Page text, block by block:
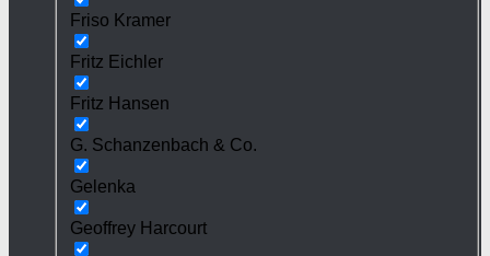
Friso Kramer
Fritz Eichler
Fritz Hansen
G. Schanzenbach & Co.
Gelenka
Geoffrey Harcourt